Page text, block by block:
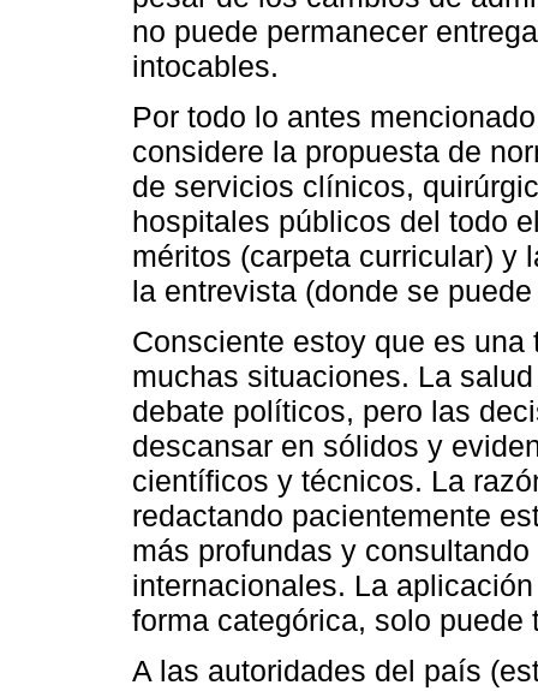
no puede permanecer
intocables.
Por todo lo antes
considere la propuesta de
de servicios clínicos,
hospitales públicos del todo
méritos (carpeta curricular) y
la entrevista (donde se
Consciente estoy que es
muchas situaciones. La
debate políticos, pero las
descansar en sólidos y
científicos y técnicos. La
redactando pacientemente
más profundas y
internacionales. La
forma categórica, solo
A las autoridades del país